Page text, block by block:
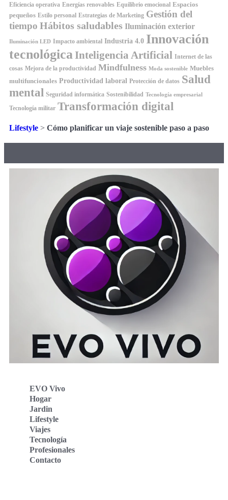
Eficiencia operativa Energías renovables Equilibrio emocional Espacios
pequeños Estilo personal Estrategias de Marketing Gestión del
tiempo Hábitos saludables Iluminación exterior
Iluminación LED Impacto ambiental Industria 4.0 Innovación
tecnológica Inteligencia Artificial Internet de las
cosas Mejora de la productividad Mindfulness Moda sostenible Muebles
multifuncionales Productividad laboral Protección de datos Salud
mental Seguridad informática Sostenibilidad Tecnología empresarial
Tecnología militar Transformación digital
Lifestyle > Cómo planificar un viaje sostenible paso a paso
EVO Vivo
Hogar
Jardin
Lifestyle
Viajes
Tecnología
Profesionales
Contacto